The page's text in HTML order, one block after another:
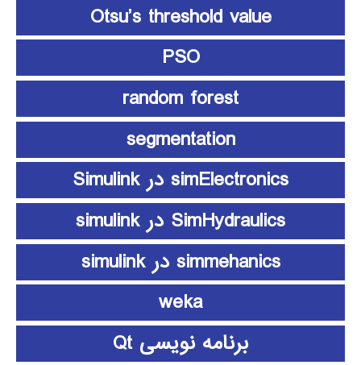
Otsu’s threshold value
PSO
random forest
segmentation
simElectronics در Simulink
SimHydraulics در simulink
simmehanics در simulink
weka
برنامه نویسی Qt